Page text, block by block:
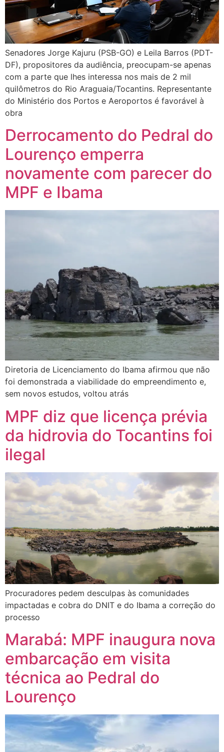
Senadores Jorge Kajuru (PSB-GO) e Leila Barros (PDT-
DF), propositores da audiência, preocupam-se apenas
com a parte que lhes interessa nos mais de 2 mil
quilômetros do Rio Araguaia/Tocantins. Representante
do Ministério dos Portos e Aeroportos é favorável à
obra
Derrocamento do Pedral do
Lourenço emperra
novamente com parecer do
MPF e Ibama
Diretoria de Licenciamento do Ibama afirmou que não
foi demonstrada a viabilidade do empreendimento e,
sem novos estudos, voltou atrás
MPF diz que licença prévia
da hidrovia do Tocantins foi
ilegal
Procuradores pedem desculpas às comunidades
impactadas e cobra do DNIT e do Ibama a correção do
processo
Marabá: MPF inaugura nova
embarcação em visita
técnica ao Pedral do
Lourenço